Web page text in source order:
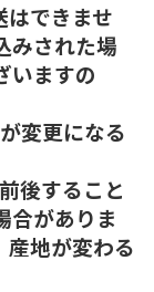
できませ
みされた場
いますの
変更になる
後すること
合がありま
産地が変わる